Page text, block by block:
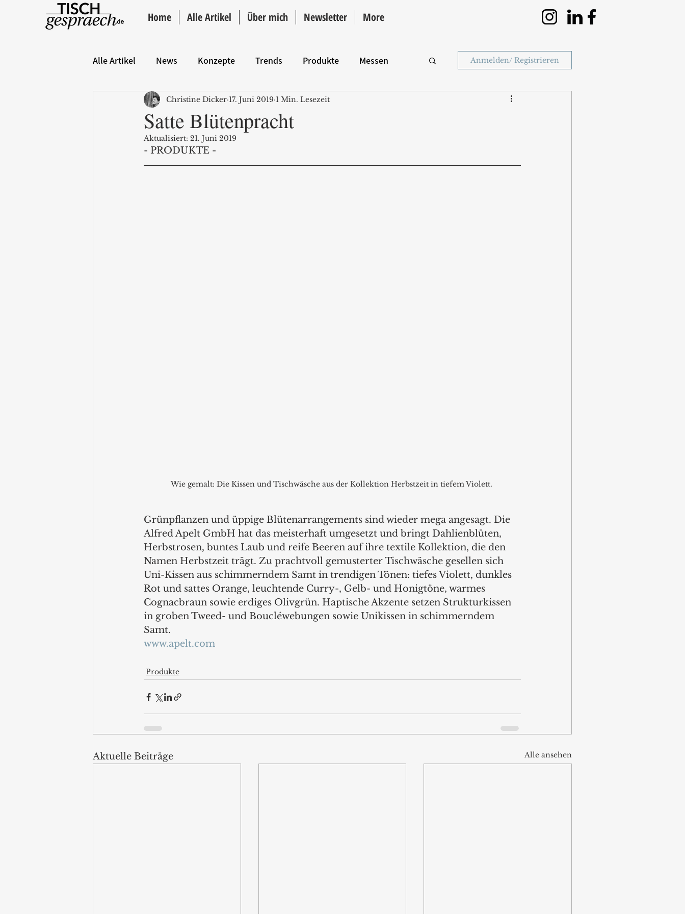
Home Alle Artikel Über mich Newsletter More
Alle Artikel News Konzepte Trends Produkte Messen
Hintergrund ANZEIGE Intro
Anmelden/ Registrieren
Satte Blütenpracht
Christine Dicker 17. Juni 2019 1 Min. Lesezeit
Aktualisiert: 21. Juni 2019
- PRODUKTE -
Wie gemalt: Die Kissen und Tischwäsche aus der Kollektion Herbstzeit in tiefem Violett.
Grünpflanzen und üppige Blütenarrangements sind wieder mega angesagt. Die
Alfred Apelt GmbH hat das meisterhaft umgesetzt und bringt Dahlienblüten,
Herbstrosen, buntes Laub und reife Beeren auf ihre textile Kollektion, die den
Namen Herbstzeit trägt. Zu prachtvoll gemusterter Tischwäsche gesellen sich
Uni-Kissen aus schimmerndem Samt in trendigen Tönen: tiefes Violett, dunkles
Rot und sattes Orange, leuchtende Curry-, Gelb- und Honigtöne, warmes
Cognacbraun sowie erdiges Olivgrün. Haptische Akzente setzen Strukturkissen
in groben Tweed- und Boucléwebungen sowie Unikissen in schimmerndem
Samt.
www.apelt.com
Produkte
Aktuelle Beiträge Alle ansehen